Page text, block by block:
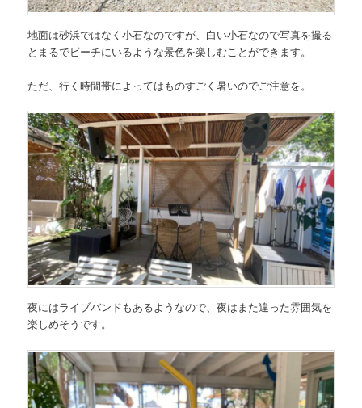
地面は砂浜ではなく小石なのですが、白い小石なので写真を撮る
とまるでビーチにいるような景色を楽しむことができます。
ただ、行く時間帯によってはものすごく暑いのでご注意を。
夜にはライブバンドもあるようなので、夜はまた違った雰囲気を
楽しめそうです。